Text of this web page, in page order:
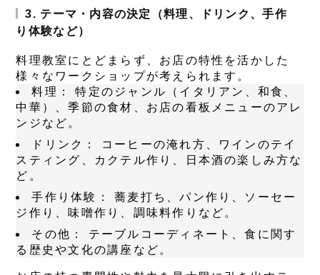
3. テーマ・内容の決定（料理、ドリンク、手作
り体験など）
料理教室にとどまらず、お店の特性を活かした
様々なワークショップが考えられます。
料理：
特定のジャンル（イタリアン、和食、
中華）、季節の食材、お店の看板メニューのアレ
ンジなど。
ドリンク：
コーヒーの淹れ方、ワインのテイ
スティング、カクテル作り、日本酒の楽しみ方な
ど。
手作り体験：
蕎麦打ち、パン作り、ソーセー
ジ作り、味噌作り、調味料作りなど。
その他：
テーブルコーディネート、食に関す
る歴史や文化の講座など。